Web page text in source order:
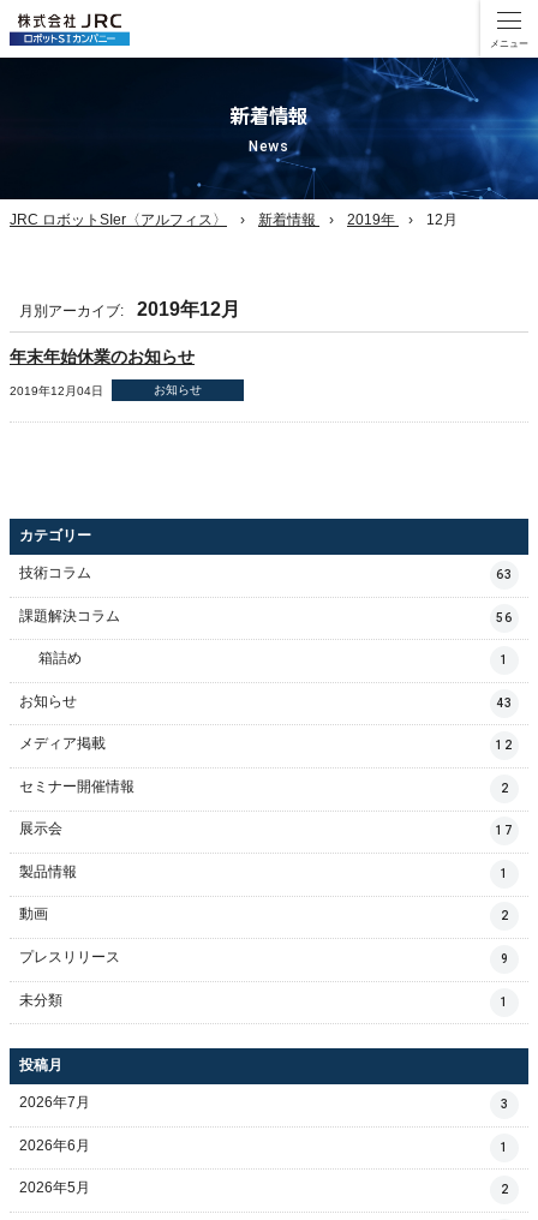
新着情報
News
JRC ロボットSIer〈アルフィス〉 新着情報 2019年 12月
月別アーカイブ: 2019年12月
年末年始休業のお知らせ
2019年12月04日 お知らせ
カテゴリー
技術コラム 63
課題解決コラム 56
箱詰め 1
お知らせ 43
メディア掲載 12
セミナー開催情報 2
展示会 17
製品情報 1
動画 2
プレスリリース 9
未分類 1
投稿月
2026年7月 3
2026年6月 1
2026年5月 2